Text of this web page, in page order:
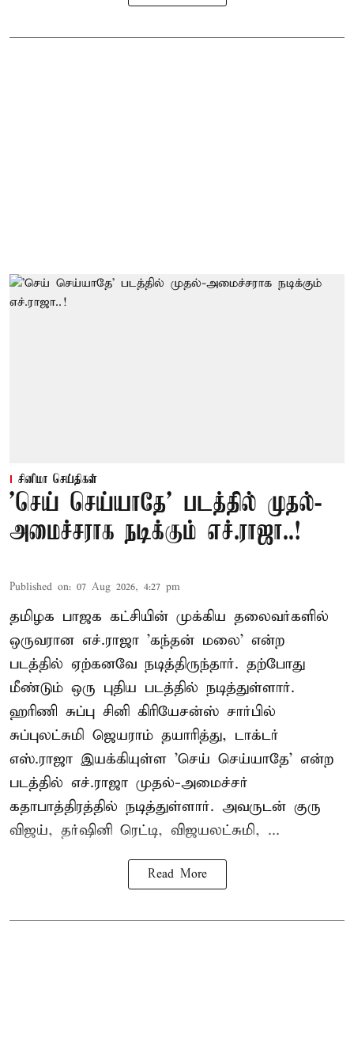
சினிமா செய்திகள்
'செய் செய்யாதே' படத்தில் முதல்-
அமைச்சராக நடிக்கும் எச்.ராஜா..!
Published on: 07 Aug 2026, 4:27 pm
தமிழக பாஜக கட்சியின் முக்கிய தலைவர்களில்
ஒருவரான எச்.ராஜா 'கந்தன் மலை' என்ற
படத்தில் ஏற்கனவே நடித்திருந்தார். தற்போது
மீண்டும் ஒரு புதிய படத்தில் நடித்துள்ளார்.
ஹரிணி சுப்பு சினி கிரியேசன்ஸ் சார்பில்
சுப்புலட்சுமி ஜெயராம் தயாரித்து, டாக்டர்
எஸ்.ராஜா இயக்கியுள்ள 'செய் செய்யாதே' என்ற
படத்தில் எச்.ராஜா முதல்-அமைச்சர்
கதாபாத்திரத்தில் நடித்துள்ளார். அவருடன் குரு
விஜய், தர்ஷினி ரெட்டி, விஜயலட்சுமி, ...
Read More